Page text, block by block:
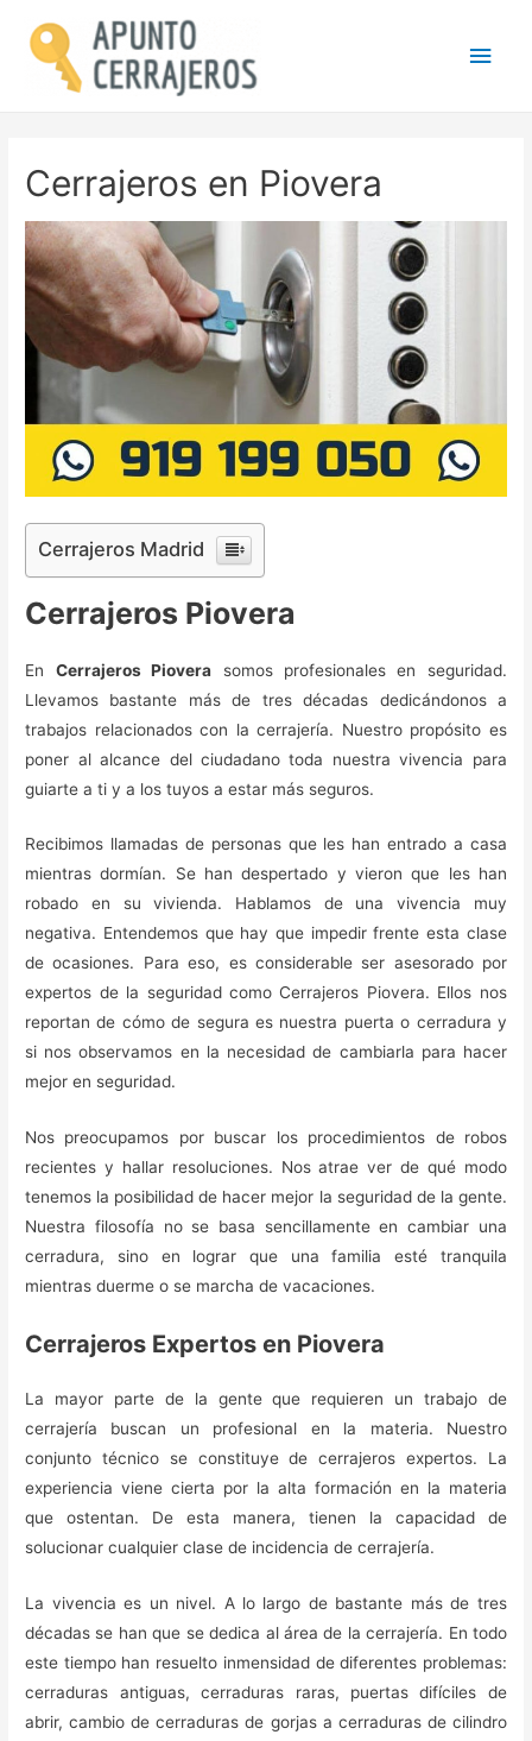
Cerrajeros en Piovera
Cerrajeros Madrid
Cerrajeros Piovera
En Cerrajeros Piovera somos profesionales en seguridad.
Llevamos bastante más de tres décadas dedicándonos a
trabajos relacionados con la cerrajería. Nuestro propósito es
poner al alcance del ciudadano toda nuestra vivencia para
guiarte a ti y a los tuyos a estar más seguros.
Recibimos llamadas de personas que les han entrado a casa
mientras dormían. Se han despertado y vieron que les han
robado en su vivienda. Hablamos de una vivencia muy
negativa. Entendemos que hay que impedir frente esta clase
de ocasiones. Para eso, es considerable ser asesorado por
expertos de la seguridad como Cerrajeros Piovera. Ellos nos
reportan de cómo de segura es nuestra puerta o cerradura y
si nos observamos en la necesidad de cambiarla para hacer
mejor en seguridad.
Nos preocupamos por buscar los procedimientos de robos
recientes y hallar resoluciones. Nos atrae ver de qué modo
tenemos la posibilidad de hacer mejor la seguridad de la gente.
Nuestra filosofía no se basa sencillamente en cambiar una
cerradura, sino en lograr que una familia esté tranquila
mientras duerme o se marcha de vacaciones.
Cerrajeros Expertos en Piovera
La mayor parte de la gente que requieren un trabajo de
cerrajería buscan un profesional en la materia. Nuestro
conjunto técnico se constituye de cerrajeros expertos. La
experiencia viene cierta por la alta formación en la materia
que ostentan. De esta manera, tienen la capacidad de
solucionar cualquier clase de incidencia de cerrajería.
La vivencia es un nivel. A lo largo de bastante más de tres
décadas se han que se dedica al área de la cerrajería. En todo
este tiempo han resuelto inmensidad de diferentes problemas:
cerraduras antiguas, cerraduras raras, puertas difíciles de
abrir, cambio de cerraduras de gorjas a cerraduras de cilindro